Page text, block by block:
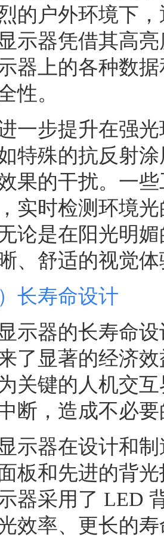
的户外环境下
示器凭借其高
器上的各种数
性。
一步提升在强
特殊的抗反射
果的干扰。一
实时检测环境
论是在阳光明
、舒适的视觉
）长寿命设计
示器的长寿命
了显著的经济
关键的人机交
断，造成不必
示器在设计和
板和先进的背
器采用了 LED
效率、更长的